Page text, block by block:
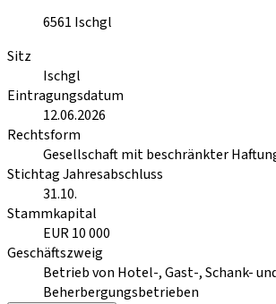
6561 Ischgl
Sitz
Ischgl
Eintragungsdatum
12.06.2026
Rechtsform
Gesellschaft mit beschränkter
Stichtag Jahresabschluss
31.10.
Stammkapital
EUR 10 000
Geschäftszweig
Betrieb von Hotel-, Gast-, Schank-
Beherbergungsbetrieben